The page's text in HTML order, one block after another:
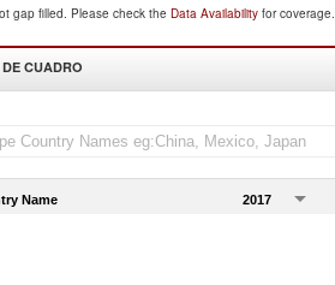
gap filled. Please check the Data Availability for coverage.
CUADRO
Name 2017